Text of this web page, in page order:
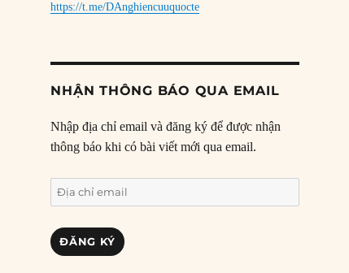
https://t.me/DAnghiencuuquocte
NHẬN THÔNG BÁO QUA EMAIL
Nhập địa chỉ email và đăng ký để được nhận
thông báo khi có bài viết mới qua email.
Địa
chỉ
email
ĐĂNG KÝ